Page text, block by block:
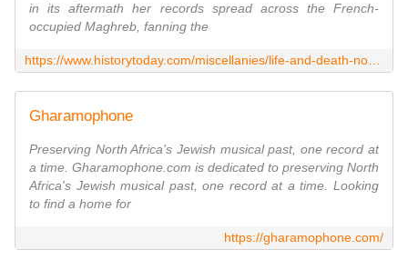
in its aftermath her records spread across the French-
occupied Maghreb, fanning the
Gharamophone
Preserving North Africa's Jewish musical past, one record at
a time. Gharamophone.com is dedicated to preserving North
Africa's Jewish musical past, one record at a time. Looking
to find a home for
https://gharamophone.com/